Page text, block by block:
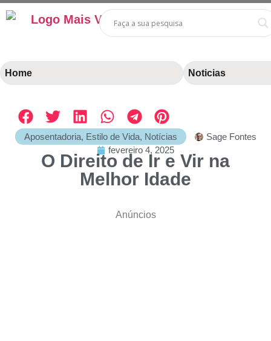
Home Noticias
Aposentadoria, Estilo de Vida, Notícias
Sage Fontes
fevereiro 4, 2025
O Direito de Ir e Vir na
Melhor Idade
Anúncios